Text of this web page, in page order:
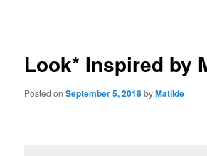
Look* Inspired by
Posted onSeptember 5, 2018byMatilde